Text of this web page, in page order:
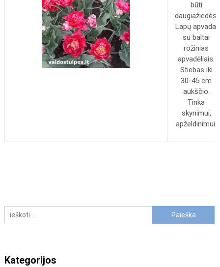
būti
daugiažiedės.
Lapų apvadai
su baltai
rožinias
apvadėliais.
Stiebas iki
30-45 cm
aukščio.
Tinka
skynimui,
apželdinimui.
Kategorijos